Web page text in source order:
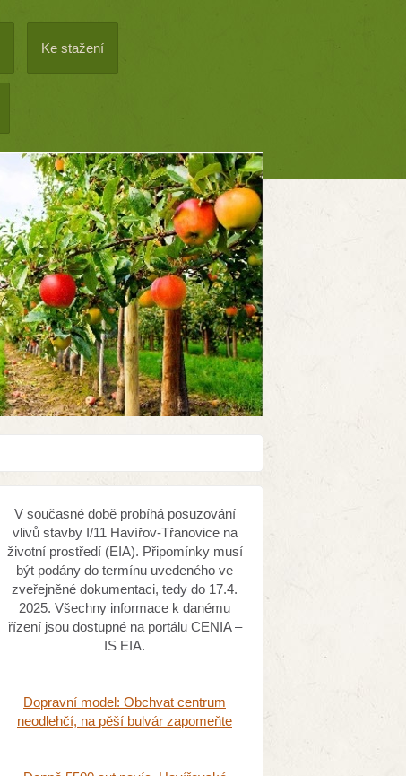
Ke stažení
V současné době probíhá posuzování
vlivů stavby I/11 Havířov-Třanovice na
životní prostředí (EIA). Připomínky musí
být podány do termínu uvedeného ve
zveřejněné dokumentaci, tedy do 17.4.
2025. Všechny informace k danému
řízení jsou dostupné na portálu CENIA –
IS EIA.
Dopravní model: Obchvat centrum
neodlehčí, na pěší bulvár zapomeňte